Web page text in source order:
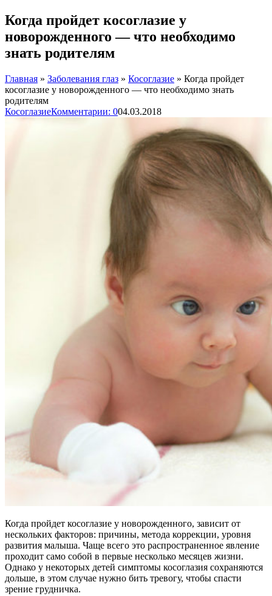
Когда пройдет косоглазие у
новорожденного — что необходимо
знать родителям
Главная » Заболевания глаз » Косоглазие » Когда пройдет
косоглазие у новорожденного — что необходимо знать
родителям
КосоглазиеКомментарии: 004.03.2018
Когда пройдет косоглазие у новорожденного, зависит от
нескольких факторов: причины, метода коррекции, уровня
развития малыша. Чаще всего это распространенное явление
проходит само собой в первые несколько месяцев жизни.
Однако у некоторых детей симптомы косоглазия сохраняются
дольше, в этом случае нужно бить тревогу, чтобы спасти
зрение грудничка.